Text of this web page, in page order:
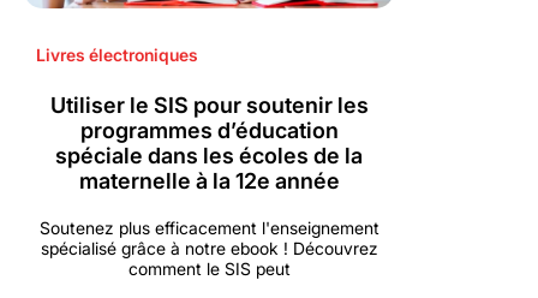
Livres électroniques
Utiliser le SIS pour soutenir les
programmes d’éducation
spéciale dans les écoles de la
maternelle à la 12e année
Soutenez plus efficacement l'enseignement
spécialisé grâce à notre ebook ! Découvrez
comment le SIS peut